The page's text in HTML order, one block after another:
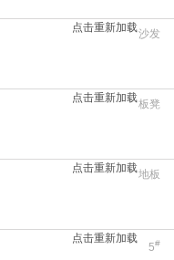
点击重新加载沙发
点击重新加载板凳
点击重新加载地板
点击重新加载
5#